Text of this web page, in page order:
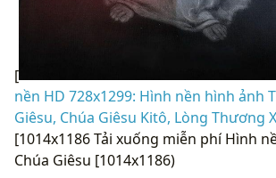
[
nền HD 728x1299: Hình nền hình ảnh
Giêsu, Chúa Giêsu Kitô, Lòng Thương
[1014x1186 Tải xuống miễn phí Hình
Chúa Giêsu [1014x1186)